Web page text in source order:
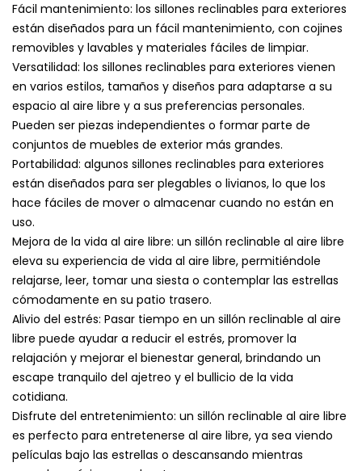
Fácil mantenimiento: los sillones reclinables para exteriores
están diseñados para un fácil mantenimiento, con cojines
removibles y lavables y materiales fáciles de limpiar.
Versatilidad: los sillones reclinables para exteriores vienen
en varios estilos, tamaños y diseños para adaptarse a su
espacio al aire libre y a sus preferencias personales.
Pueden ser piezas independientes o formar parte de
conjuntos de muebles de exterior más grandes.
Portabilidad: algunos sillones reclinables para exteriores
están diseñados para ser plegables o livianos, lo que los
hace fáciles de mover o almacenar cuando no están en
uso.
Mejora de la vida al aire libre: un sillón reclinable al aire libre
eleva su experiencia de vida al aire libre, permitiéndole
relajarse, leer, tomar una siesta o contemplar las estrellas
cómodamente en su patio trasero.
Alivio del estrés: Pasar tiempo en un sillón reclinable al aire
libre puede ayudar a reducir el estrés, promover la
relajación y mejorar el bienestar general, brindando un
escape tranquilo del ajetreo y el bullicio de la vida
cotidiana.
Disfrute del entretenimiento: un sillón reclinable al aire libre
es perfecto para entretenerse al aire libre, ya sea viendo
películas bajo las estrellas o descansando mientras